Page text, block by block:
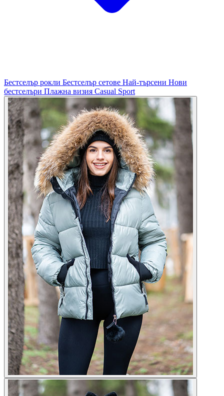
Бестселър рокли Бестселър сетове Най-търсени Нови
бестселъри Плажна визия Casual Sport